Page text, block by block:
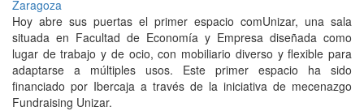
Hoy abre sus puertas el primer espacio comUnizar, una sala
situada en Facultad de Economía y Empresa diseñada como
lugar de trabajo y de ocio, con mobiliario diverso y flexible para
adaptarse a múltiples usos. Este primer espacio ha sido
financiado por Ibercaja a través de la iniciativa de mecenazgo
Fundraising Unizar.